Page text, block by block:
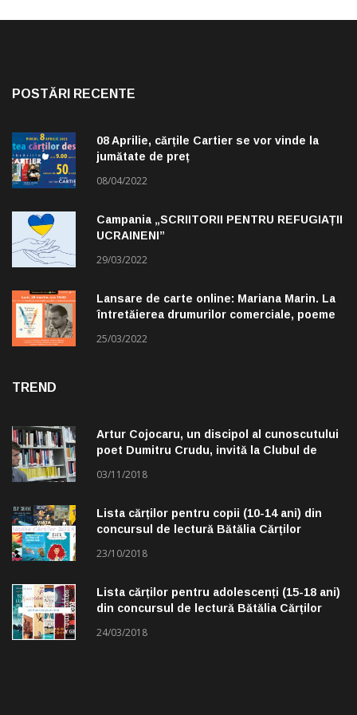
POSTĂRI RECENTE
08 Aprilie, cărțile Cartier se vor vinde la
jumătate de preț
08/04/2022
Campania „SCRIITORII PENTRU REFUGIAȚII
UCRAINENI”
29/03/2022
Lansare de carte online: Mariana Marin. La
întretăierea drumurilor comerciale, poeme
25/03/2022
TREND
Artur Cojocaru, un discipol al cunoscutului
poet Dumitru Crudu, invită la Clubul de
03/11/2018
Lista cărților pentru copii (10-14 ani) din
concursul de lectură Bătălia Cărților
23/10/2018
Lista cărților pentru adolescenți (15-18 ani)
din concursul de lectură Bătălia Cărților
24/03/2018